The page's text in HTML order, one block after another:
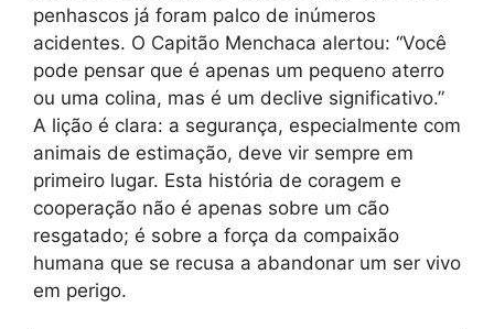
penhascos já foram palco de inúmeros
acidentes. O Capitão Menchaca alertou: “Você
pode pensar que é apenas um pequeno aterro
ou uma colina, mas é um declive significativo.”
A lição é clara: a segurança, especialmente com
animais de estimação, deve vir sempre em
primeiro lugar. Esta história de coragem e
cooperação não é apenas sobre um cão
resgatado; é sobre a força da compaixão
humana que se recusa a abandonar um ser vivo
em perigo.